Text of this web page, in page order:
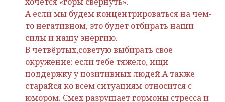
А если мы будем концентрироваться на чем-
то негативном, это будет отбирать наши
силы и нашу энергию.
В четвёртых,советую выбирать свое
окружение: если тебе тяжело, ищи
поддержку у позитивных людей.А также
старайся ко всем ситуациям относится с
юмором. Смех разрушает гормоны стресса и